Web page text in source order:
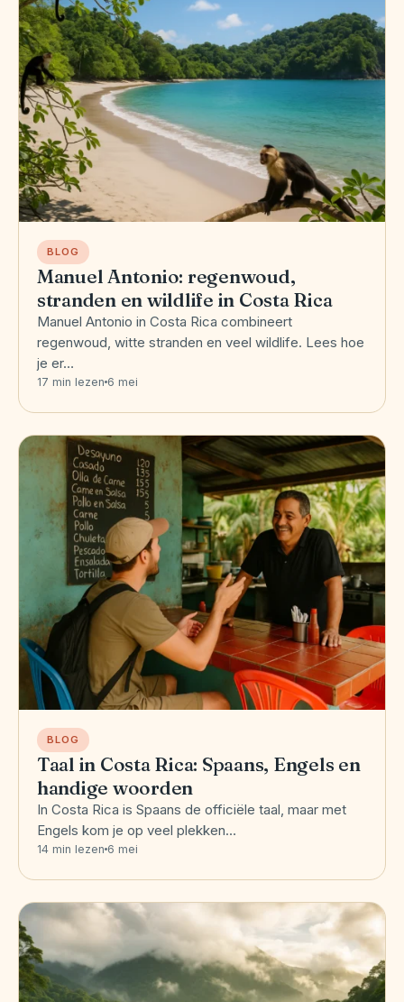
BLOG
Manuel Antonio: regenwoud,
stranden en wildlife in Costa Rica
Manuel Antonio in Costa Rica combineert
regenwoud, witte stranden en veel wildlife. Lees hoe
je er…
17 min lezen 6 mei
BLOG
Taal in Costa Rica: Spaans, Engels en
handige woorden
In Costa Rica is Spaans de officiële taal, maar met
Engels kom je op veel plekken…
14 min lezen 6 mei